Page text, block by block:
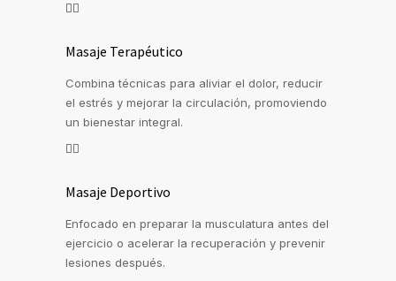
🧘‍♀️
Masaje Terapéutico
Combina técnicas para aliviar el dolor, reducir
el estrés y mejorar la circulación, promoviendo
un bienestar integral.
🏃‍♂️
Masaje Deportivo
Enfocado en preparar la musculatura antes del
ejercicio o acelerar la recuperación y prevenir
lesiones después.